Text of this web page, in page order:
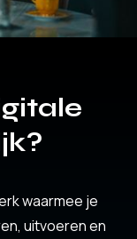
waarmee je
uitvoeren en